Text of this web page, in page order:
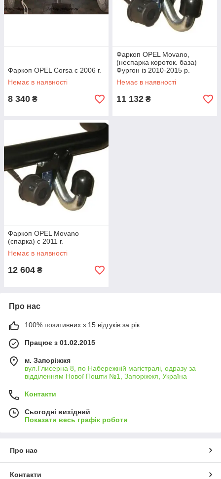
Фаркоп OPEL Corsa с 2006 г.
Немає в наявності
8 340 ₴
Фаркоп OPEL Movano,
(неспарка короток. база)
Фургон із 2010-2015 р.
Немає в наявності
11 132 ₴
Фаркоп OPEL Movano
(спарка) с 2011 г.
Немає в наявності
12 604 ₴
Про нас
100% позитивних з 15 відгуків за рік
Працює з 01.02.2015
м. Запоріжжя
вул.Глисерна 8, по Набережній магістралі, одразу за
відділенням Нової Пошти №1, Запоріжжя, Україна
Контакти
Сьогодні вихідний
Показати весь графік роботи
Про нас
Контакти